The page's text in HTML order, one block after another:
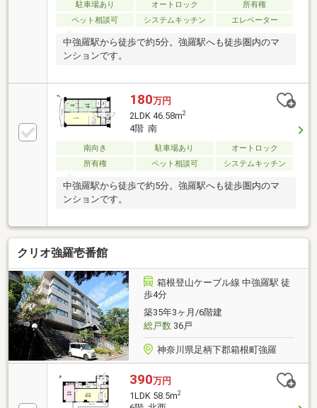
駐車場あり オートロック
所有権
ペット相談可
システムキッチン エレベーター
中強羅駅から徒歩で約5分。強羅駅へも徒歩圏内のマ
ンションです。
180万円
2LDK 46.58m2
4階 南
南向き 駐車場あり
オートロック
所有権
ペット相談可 システムキッチン
中強羅駅から徒歩で約5分。強羅駅へも徒歩圏内のマ
ンションです。
クリオ強羅壱番館
箱根登山ケーブル線 中強羅駅 徒
歩4分
築35年3ヶ月/6階建
総戸数36戸
神奈川県足柄下郡箱根町強羅
390万円
1LDK 58.5m2